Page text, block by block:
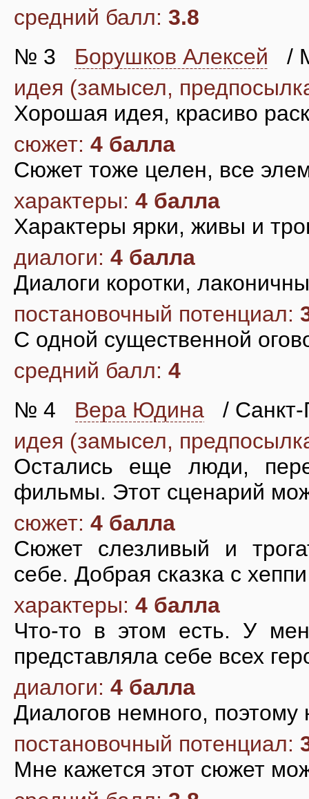
средний балл: 3.8
№ 3 Борушков Алексей
/
идея (замысел,
Хорошая идея, красиво
сюжет: 4 балла
Сюжет тоже целен, все
характеры: 4 балла
Характеры ярки, живы и
диалоги: 4 балла
Диалоги коротки,
постановочный потенциал:
С одной существенной
средний балл: 4
№ 4 Вера Юдина
/
идея (замысел,
Остались еще люди,
фильмы. Этот сценарий
сюжет: 4 балла
Сюжет слезливый и
себе. Добрая сказка с
характеры: 4 балла
Что-то в этом есть. У
представляла себе всех
диалоги: 4 балла
Диалогов немного, поэтому
постановочный потенциал:
Мне кажется этот сюжет